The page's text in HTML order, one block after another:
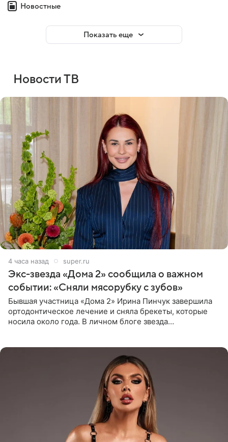
Новостные
Показать еще
Новости ТВ
4 часа назад super.ru
Экс-звезда «Дома 2» сообщила о важном
событии: «Сняли мясорубку с зубов»
Бывшая участница «Дома 2» Ирина Пинчук завершила
ортодонтическое лечение и сняла брекеты, которые
носила около года. В личном блоге звезда